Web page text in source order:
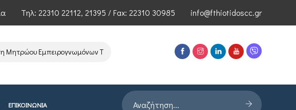
Τηλ: 22310 22112, 21395 / Fax: 22310 30985 info@fthiotidoscc.gr
Εμπειρογνωμόνων Τεχνολογιών Αιχμής του ΕΦΕΠΑΕ Παρουσίαση Έρευνας
ΕΠΙΚΟΙΝΩΝΊΑ